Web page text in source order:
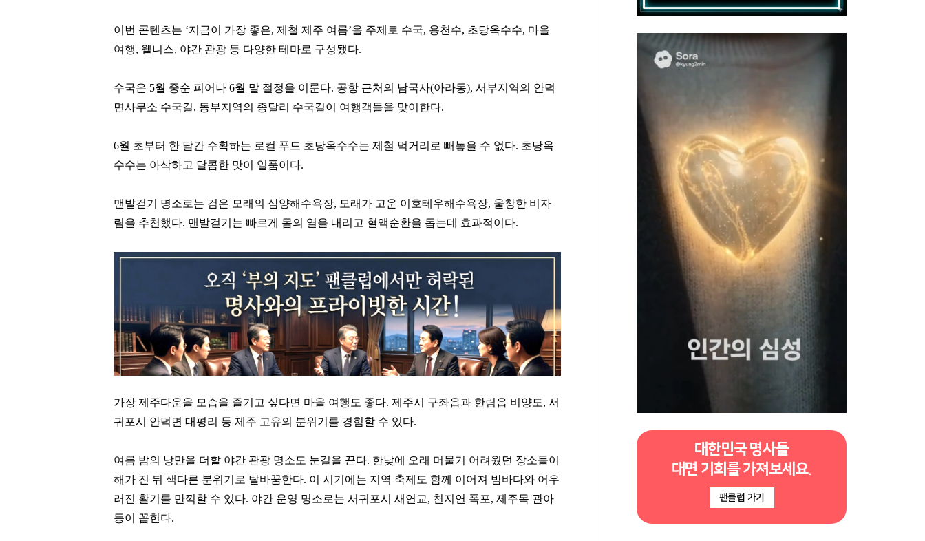
이번 콘텐츠는 ‘지금이 가장 좋은, 제철 제주 여름’을 주제로 수국, 용천수, 초당옥수수, 마을
여행, 웰니스, 야간 관광 등 다양한 테마로 구성됐다.
수국은 5월 중순 피어나 6월 말 절정을 이룬다. 공항 근처의 남국사(아라동), 서부지역의 안덕
면사무소 수국길, 동부지역의 종달리 수국길이 여행객들을 맞이한다.
6월 초부터 한 달간 수확하는 로컬 푸드 초당옥수수는 제철 먹거리로 빼놓을 수 없다. 초당옥
수수는 아삭하고 달콤한 맛이 일품이다.
맨발걷기 명소로는 검은 모래의 삼양해수욕장, 모래가 고운 이호테우해수욕장, 울창한 비자
림을 추천했다. 맨발걷기는 빠르게 몸의 열을 내리고 혈액순환을 돕는데 효과적이다.
가장 제주다운을 모습을 즐기고 싶다면 마을 여행도 좋다. 제주시 구좌읍과 한림읍 비양도, 서
귀포시 안덕면 대평리 등 제주 고유의 분위기를 경험할 수 있다.
여름 밤의 낭만을 더할 야간 관광 명소도 눈길을 끈다. 한낮에 오래 머물기 어려웠던 장소들이
해가 진 뒤 색다른 분위기로 탈바꿈한다. 이 시기에는 지역 축제도 함께 이어져 밤바다와 어우
러진 활기를 만끽할 수 있다. 야간 운영 명소로는 서귀포시 새연교, 천지연 폭포, 제주목 관아
등이 꼽힌다.
대한민국 명사들
대면 기회를 가져보세요.
팬클럽 가기